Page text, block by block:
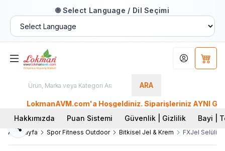
🌐 Select Language / Dil Seçimi
ARA
Hesabım
LokmanAVM.com'a Hoşgeldiniz. Siparişleriniz AYNI GÜN
Hakkımızda
Puan Sistemi Güvenlik | Gizlilik Bayi |
Ana Sayfa Spor Fitness Outdoor Bitkisel Jel & Krem FXJel Selülit
Paylaş